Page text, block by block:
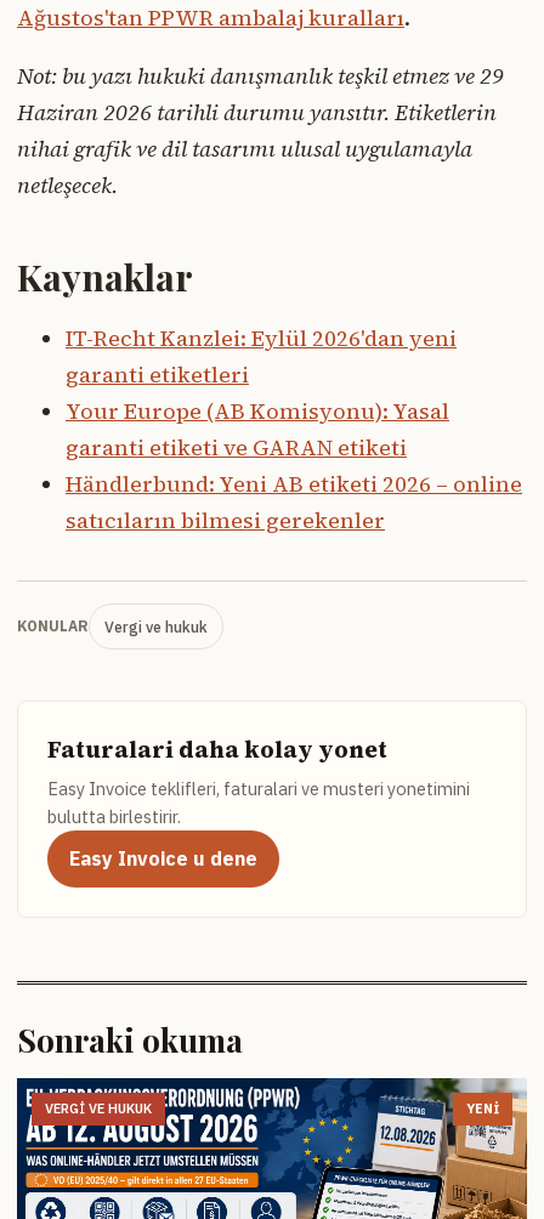
Ağustos'tan PPWR ambalaj kuralları.
Not: bu yazı hukuki danışmanlık teşkil etmez ve 29
Haziran 2026 tarihli durumu yansıtır. Etiketlerin
nihai grafik ve dil tasarımı ulusal uygulamayla
netleşecek.
Kaynaklar
IT-Recht Kanzlei: Eylül 2026'dan yeni
garanti etiketleri
Your Europe (AB Komisyonu): Yasal
garanti etiketi ve GARAN etiketi
Händlerbund: Yeni AB etiketi 2026 – online
satıcıların bilmesi gerekenler
KONULAR Vergi ve hukuk
Faturalari daha kolay yonet
Easy Invoice teklifleri, faturalari ve musteri yonetimini
bulutta birlestirir.
Easy Invoice u dene
Sonraki okuma
VERGI VE HUKUK YENI